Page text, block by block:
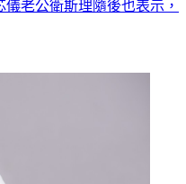
老公衛斯理隨後也表示，